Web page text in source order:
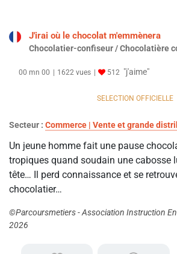
J'irai où le chocolat m'emmènera
Chocolatier-confiseur / Chocolatière
00 mn 00 1622 vues 512 "j'aime"
SELECTION OFFICIELLE
Secteur : Commerce | Vente et grande
Un jeune homme fait une pause
tropiques quand soudain une cabosse
tête… Il perd connaissance et se
chocolatier…
©Parcoursmetiers - Association Instruction
2026